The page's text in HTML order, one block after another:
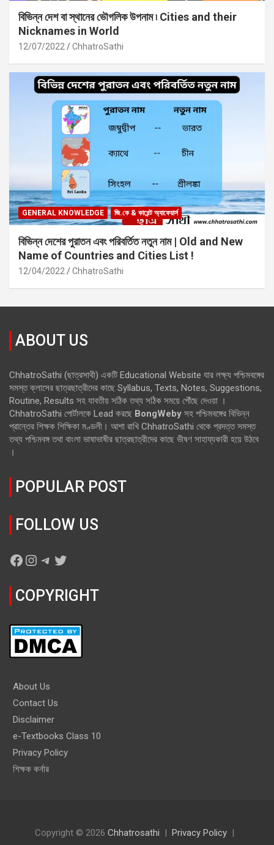
বিভিন্ন দেশ বা স্থানের ভৌগলিক উপনাম ৷ Cities and their
Nicknames in World
12/07/2022 ChhatroSathi
GENERAL KNOWLEDGE জি.কে & কারেন্ট অ্যাফেয়ার্স
বিভিন্ন দেশের পুরাতন এবং পরিবর্তিত নতুন নাম | Old and New
Name of Countries and Cities List !
12/04/2022 ChhatroSathi
ABOUT US
ChhatroSathi (ছাত্রসাথী) একটি Educational Website যার লক্ষ্য পশ্চিমবঙ্গের
সমস্ত ক্লাসের ছাত্রছাত্রীদের কাছে Syllabus, Texts, Notes, Suggestions,
Routine, Results সহ যাবতীয় সঠিক তথ্য সঠিক সময়ে পৌঁছে দেওয়া ।
ChhatroSathi পোর্টালকে Lead করছে BongWeby সহ পশ্চিমবঙ্গের বিভিন্ন
প্রান্তের শিক্ষক শিক্ষিকা মণ্ডলী। আশা রাখি ChhatroSathi থেকে প্রদত্ত সমস্ত
তথ্য পশ্চিমবঙ্গ তথা বাংলা ভাষাভাষীর ছাত্রছাত্রীদের কাছে ভীষণ সাহায্যকারী হয়ে উঠবে
।
POPULAR POST
FOLLOW US
Facebook
Instagram
Telegram
Twitter
COPYRIGHT
About Us
Contact Us
Disclaimer
e-Textbooks Class 10
Privacy Policy
শিক্ষক কর্নার
Copyright © 2026 Chhatrosathi
Privacy Policy